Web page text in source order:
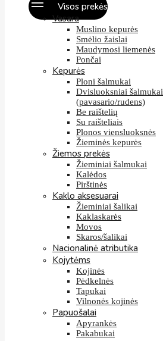
Visos prekės
Vasara
Muslino kepurės
Smėlio žaislai
Maudymosi liemenės
Pončai
Kepurės
Ploni šalmukai
Dvisluoksniai šalmukai
(pavasario/rudens)
Be raištelių
Su raišteliais
Plonos viensluoksnės
Žieminės kepurės
Žiemos prekės
Žieminiai šalmukai
Kalėdos
Pirštinės
Kaklo aksesuarai
Žieminiai šalikai
Kaklaskarės
Movos
Skaros/šalikai
Nacionalinė atributika
Kojytėms
Kojinės
Pėdkelnės
Tapukai
Vilnonės kojinės
Papuošalai
Apyrankės
Pakabukai